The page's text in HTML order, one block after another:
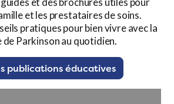
et les prestataires de soins.
pratiques pour bien vivre avec la
de Parkinson au quotidien.
publications éducatives